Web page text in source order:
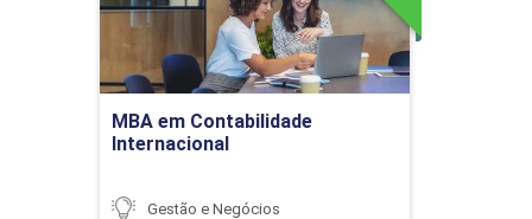
Tipos de Orçamento III
MBA em Contabilidade
Internacional
Gestão e Negócios
Ir para Inscrição